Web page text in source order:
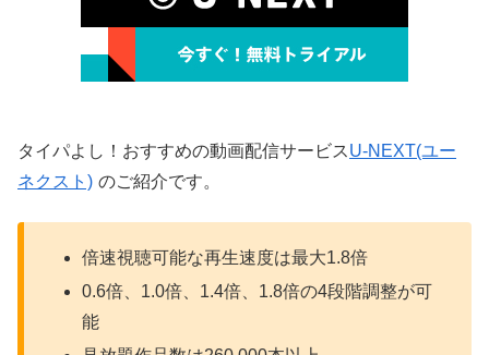
タイパよし！おすすめの動画配信サービスU-NEXT(ユー
ネクスト) のご紹介です。
倍速視聴可能な再生速度は最大1.8倍
0.6倍、1.0倍、1.4倍、1.8倍の4段階調整が可
能